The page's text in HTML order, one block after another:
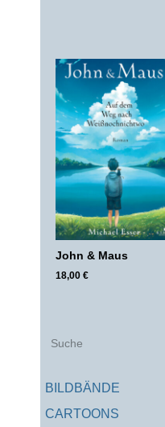
John & Maus
18,00 €
BILDBÄNDE
CARTOONS